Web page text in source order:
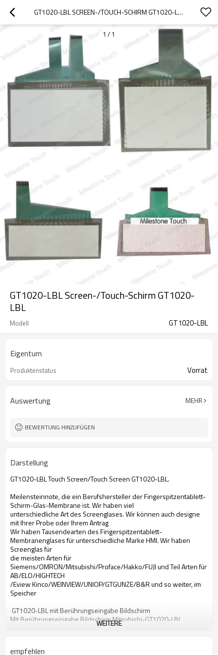
GT1020-LBL SCREEN-/TOUCH-SCHIRM GT1020-LBL
1 / 1
GT1020-LBL Screen-/Touch-Schirm GT1020-
LBL
Modell GT1020-LBL
Eigentum
Produktenstatus Vorrat
Auswertung MEHR
BEWERTUNG HINZUFÜGEN
Darstellung
GT1020-LBL Touch Screen/Touch Screen GT1020-LBL.
Meilensteinnote, die ein Berufshersteller der Fingerspitzentablett-
Schirm-Glas-Membrane ist. Wir haben viel
unterschiedliche Art des Screenglases. Wir können auch designe
mit Ihrer Probe oder Ihrem Antrag
Wir haben Tausendearten des Fingerspitzentablett-
Membranenglases für unterschiedliche Marke HMI. Wir haben
Screenglas für
die meisten Arten für
Siemens/OMRON/Mitsubishi/Proface/Hakko/FUJI und Teil Arten für
AB/ELO/HIGHTECH
/Eview Kinco/WEINVIEW/UNIOP/GTGUNZE/B&R und so weiter, im
Speicher
GT1020-LBL mit Berührungseingabe Bildschirm
Mit Berührungseingabe Bildschirm Mitsubishi-GT1020-LBL
mit Berührungseingabe Bildschirm GT1020-LBL
WEITERE
empfehlen